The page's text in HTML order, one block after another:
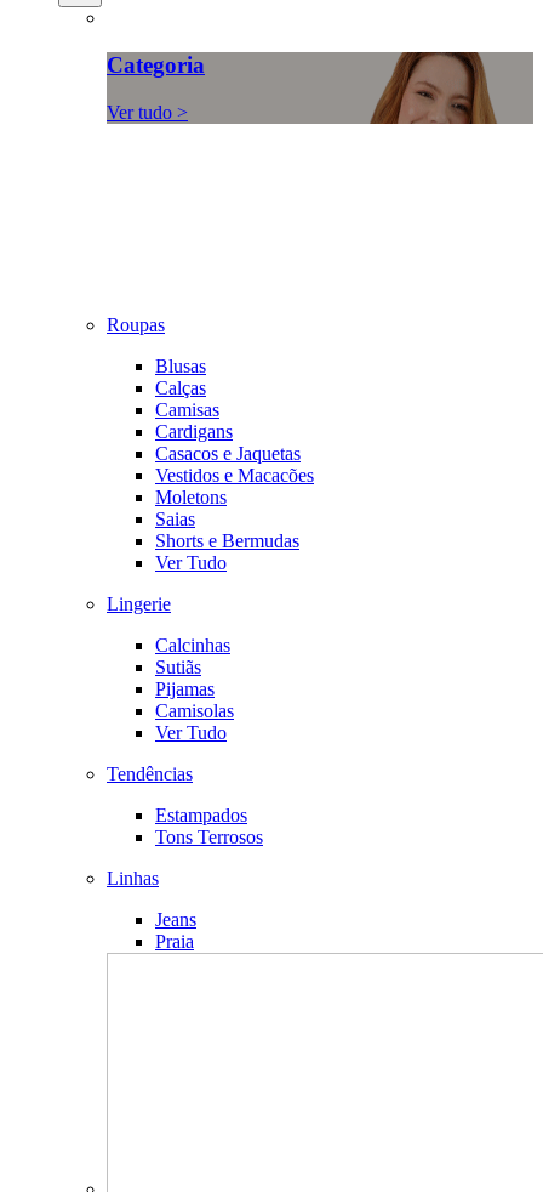
Categoria
Ver tudo >
Roupas
Blusas
Calças
Camisas
Cardigans
Casacos e Jaquetas
Vestidos e Macacões
Moletons
Saias
Shorts e Bermudas
Ver Tudo
Lingerie
Calcinhas
Sutiãs
Pijamas
Camisolas
Ver Tudo
Tendências
Estampados
Tons Terrosos
Linhas
Jeans
Praia